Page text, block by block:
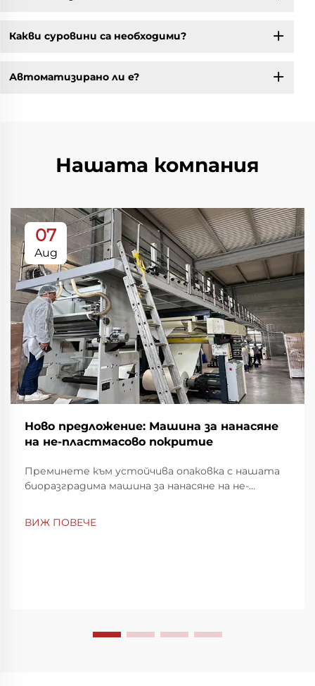
Какви суровини са необходими?
Автоматизирано ли е?
Нашата компания
07
Aug
Ново предложение: Машина за нанасяне
на не-пластмасово покритие
Преминете към устойчива опаковка с нашата
биоразградима машина за нанасяне на не-
въздействие. Научете повече сега.
ВИЖ ПОВЕЧЕ